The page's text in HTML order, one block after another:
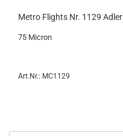
Metro Flights Nr. 1129 Adler
75 Mi­cron
Art.Nr.: MC1129